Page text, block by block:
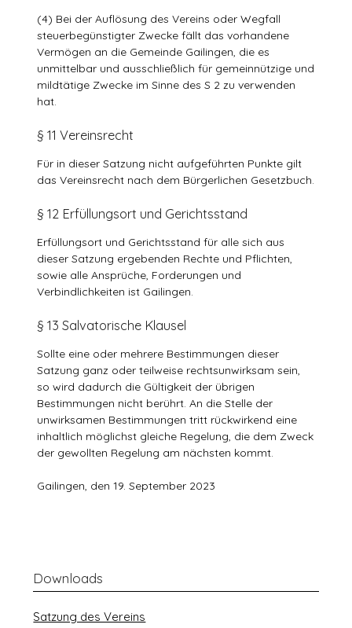
(4) Bei der Auflösung des Vereins oder Wegfall
steuerbegünstigter Zwecke fällt das vorhandene
Vermögen an die Gemeinde Gailingen, die es
unmittelbar und ausschließlich für gemeinnützige und
mildtätige Zwecke im Sinne des S 2 zu verwenden
hat.
§ 11 Vereinsrecht
Für in dieser Satzung nicht aufgeführten Punkte gilt
das Vereinsrecht nach dem Bürgerlichen Gesetzbuch.
§ 12 Erfüllungsort und Gerichtsstand
Erfüllungsort und Gerichtsstand für alle sich aus
dieser Satzung ergebenden Rechte und Pflichten,
sowie alle Ansprüche, Forderungen und
Verbindlichkeiten ist Gailingen.
§ 13 Salvatorische Klausel
Sollte eine oder mehrere Bestimmungen dieser
Satzung ganz oder teilweise rechtsunwirksam sein,
so wird dadurch die Gültigkeit der übrigen
Bestimmungen nicht berührt. An die Stelle der
unwirksamen Bestimmungen tritt rückwirkend eine
inhaltlich möglichst gleiche Regelung, die dem Zweck
der gewollten Regelung am nächsten kommt.
Gailingen, den 19. September 2023
Downloads
Satzung des Vereins